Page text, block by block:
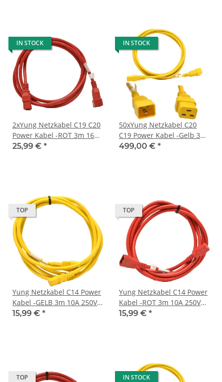
IN STOCK
2xYung Netzkabel C19 C20
Power Kabel -ROT 3m 16A
250V Verlängerung
25,99 € *
IN STOCK
50xYung Netzkabel C20
C19 Power Kabel -Gelb 3m
16A 250V Verlängerung
499,00 € *
TOP
Yung Netzkabel C14 Power
Kabel -GELB 3m 10A 250V
Verlängerung
15,99 € *
TOP
Yung Netzkabel C14 Power
Kabel -ROT 3m 10A 250V
Verlängerung
15,99 € *
TOP IN STOCK